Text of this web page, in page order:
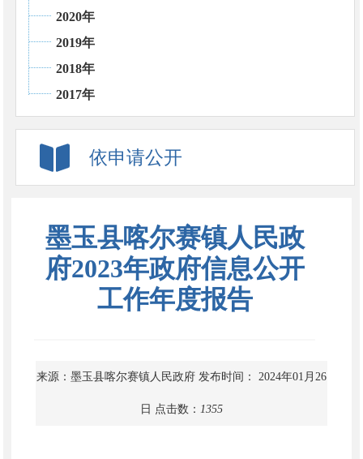
2020年
2019年
2018年
2017年
依申请公开
墨玉县喀尔赛镇人民政
府2023年政府信息公开
工作年度报告
来源：墨玉县喀尔赛镇人民政府 发布时间： 2024年01月26
日 点击数： 1355